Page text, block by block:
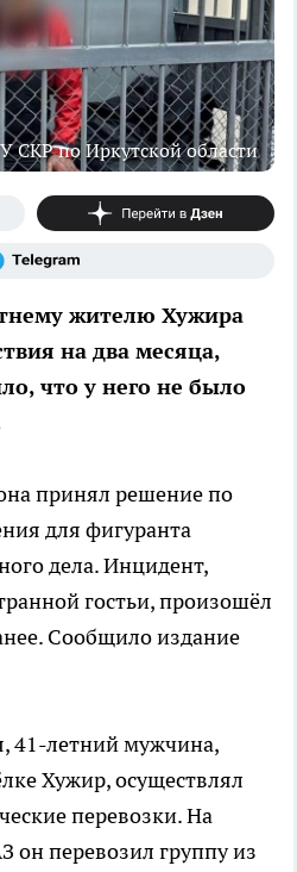
СКР по Иркутской области
жителю Хужира
на два месяца,
что у него не было
принял решение по
для фигуранта
дела. Инцидент,
гостьи, произошёл
Сообщило издание
41-летний мужчина,
Хужир, осуществлял
перевозки. На
он перевозил группу из